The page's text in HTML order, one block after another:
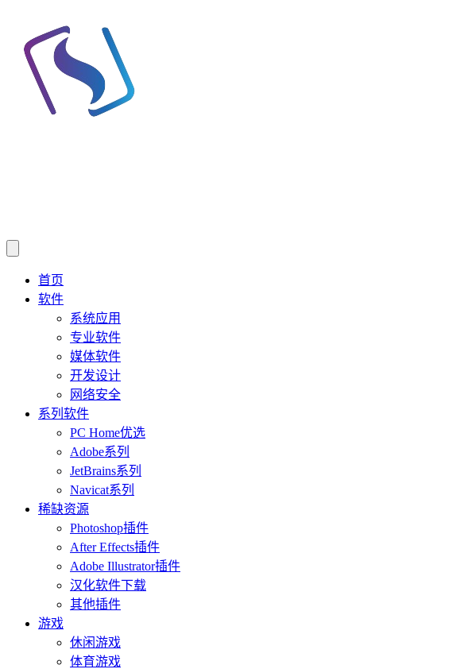
首页
软件
系统应用
专业软件
媒体软件
开发设计
网络安全
系列软件
PC Home优选
Adobe系列
JetBrains系列
Navicat系列
稀缺资源
Photoshop插件
After Effects插件
Adobe Illustrator插件
汉化软件下载
其他插件
游戏
休闲游戏
体育游戏